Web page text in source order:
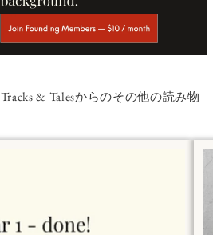
Tracks & Talesからのその他の読み物